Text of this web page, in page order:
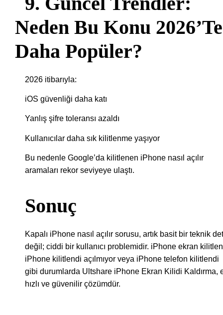
Neden Bu Konu 2026’te
Daha Popüler?
2026 itibarıyla:
iOS güvenliği daha katı
Yanlış şifre toleransı azaldı
Kullanıcılar daha sık kilitlenme yaşıyor
Bu nedenle Google’da kilitlenen iPhone nasıl açılır
aramaları rekor seviyeye ulaştı.
Sonuç
Kapalı iPhone nasıl açılır sorusu, artık basit bir teknik
değil; ciddi bir kullanıcı problemidir. iPhone ekran
iPhone kilitlendi açılmıyor veya iPhone telefon kilitlendi
gibi durumlarda Ultshare iPhone Ekran Kilidi Kaldırma,
hızlı ve güvenilir çözümdür.